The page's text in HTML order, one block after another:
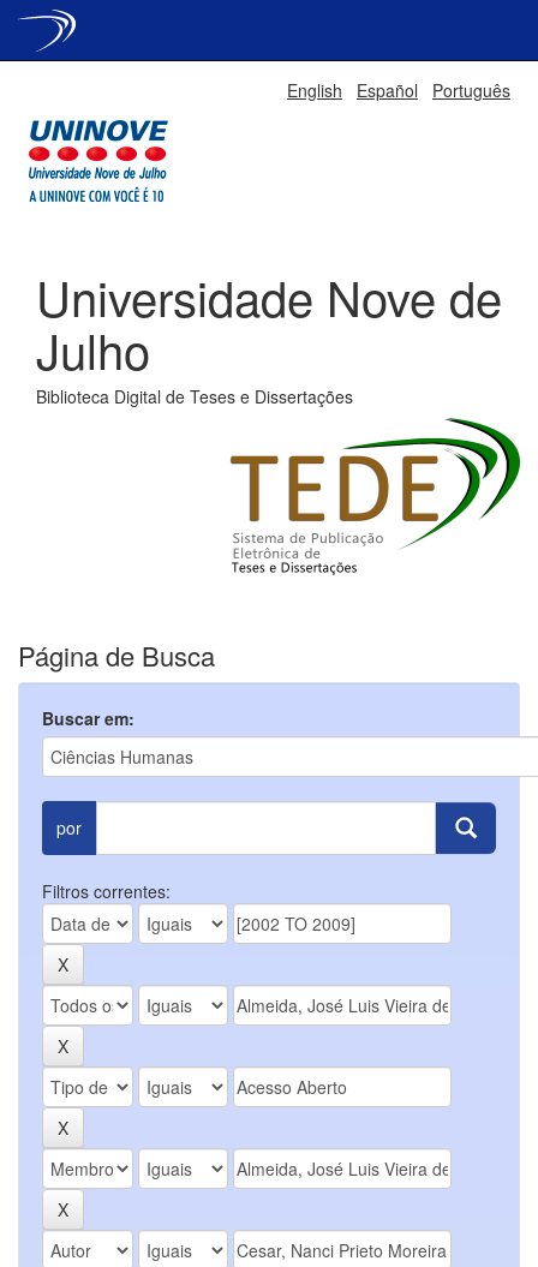
English Español Português
Universidade Nove de
Julho
Biblioteca Digital de Teses e Dissertações
Página de Busca
Buscar em:
por
Filtros correntes: